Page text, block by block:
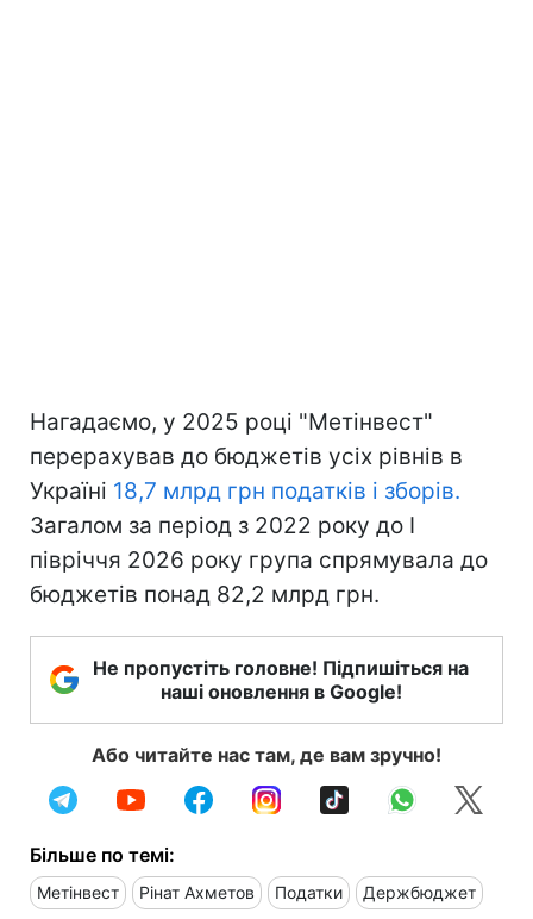
Нагадаємо, у 2025 році "Метінвест"
перерахував до бюджетів усіх рівнів в
Україні 18,7 млрд грн податків і зборів.
Загалом за період з 2022 року до I
півріччя 2026 року група спрямувала до
бюджетів понад 82,2 млрд грн.
Не пропустіть головне! Підпишіться на
наші оновлення в Google!
Або читайте нас там, де вам зручно!
Більше по темі:
Метінвест Рінат Ахметов Податки Держбюджет